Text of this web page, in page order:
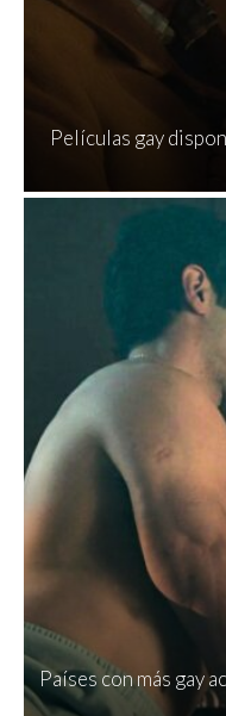
Películas gay
Países con más gay